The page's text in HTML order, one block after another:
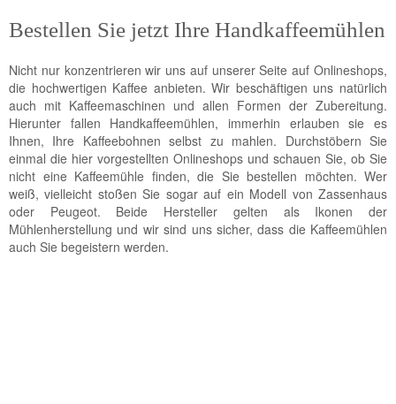
Bestellen Sie jetzt Ihre Handkaffeemühlen
Nicht nur konzentrieren wir uns auf unserer Seite auf Onlineshops,
die hochwertigen Kaffee anbieten. Wir beschäftigen uns natürlich
auch mit Kaffeemaschinen und allen Formen der Zubereitung.
Hierunter fallen Handkaffeemühlen, immerhin erlauben sie es
Ihnen, Ihre Kaffeebohnen selbst zu mahlen. Durchstöbern Sie
einmal die hier vorgestellten Onlineshops und schauen Sie, ob Sie
nicht eine Kaffeemühle finden, die Sie bestellen möchten. Wer
weiß, vielleicht stoßen Sie sogar auf ein Modell von Zassenhaus
oder Peugeot. Beide Hersteller gelten als Ikonen der
Mühlenherstellung und wir sind uns sicher, dass die Kaffeemühlen
auch Sie begeistern werden.